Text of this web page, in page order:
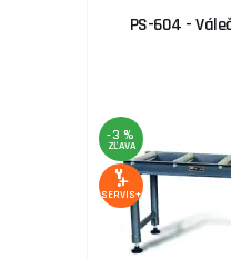
PS-604 -
-3 %
ZĽAVA
SERVIS+